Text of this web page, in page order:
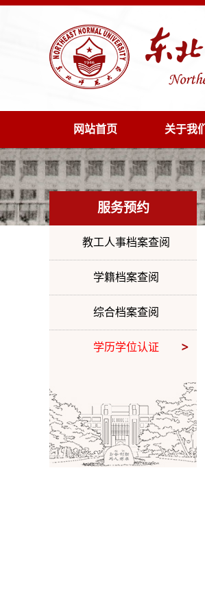
网站首页 关于我们
服务预约
教工人事档案查阅
学籍档案查阅
综合档案查阅
学历学位认证